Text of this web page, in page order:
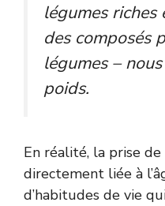
légumes riches
des composés
légumes –
poids.
En réalité, la prise de
directement liée à
d’habitudes de vie